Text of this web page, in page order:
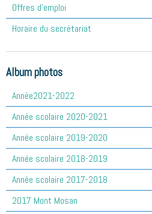
Offres d'emploi
Horaire du secrétariat
Album photos
Année2021-2022
Année scolaire 2020-2021
Année scolaire 2019-2020
Année scolaire 2018-2019
Année scolaire 2017-2018
2017 Mont Mosan